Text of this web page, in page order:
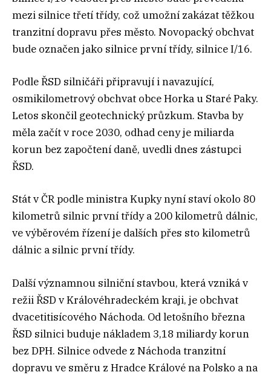
mezi silnice třetí třídy, což umožní zakázat těžkou
tranzitní dopravu přes město. Novopacký obchvat
bude označen jako silnice první třídy, silnice I/16.
Podle ŘSD silničáři připravují i navazující,
osmikilometrový obchvat obce Horka u Staré Paky.
Letos skončil geotechnický průzkum. Stavba by
měla začít v roce 2030, odhad ceny je miliarda
korun bez započtení daně, uvedli dnes zástupci
ŘSD.
Stát v ČR podle ministra Kupky nyní staví okolo 80
kilometrů silnic první třídy a 200 kilometrů dálnic,
ve výběrovém řízení je dalších přes sto kilometrů
dálnic a silnic první třídy.
Další významnou silniční stavbou, která vzniká v
režii ŘSD v Královéhradeckém kraji, je obchvat
dvacetitisícového Náchoda. Od letošního března
ŘSD silnici buduje nákladem 3,18 miliardy korun
bez DPH. Silnice odvede z Náchoda tranzitní
dopravu ve směru z Hradce Králové na Polsko a na